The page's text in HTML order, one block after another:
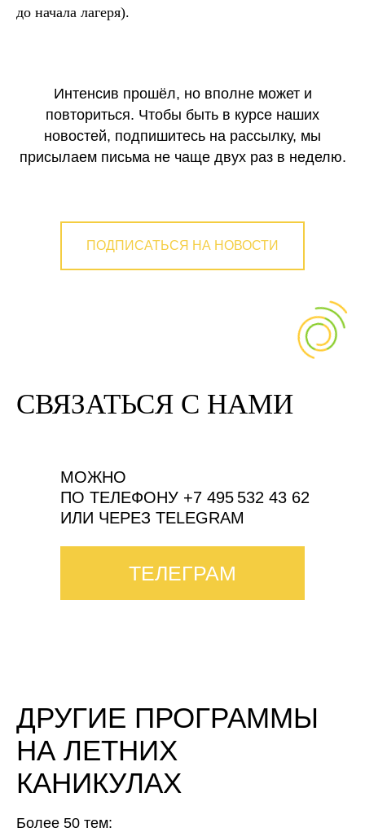
до начала лагеря).
Интенсив прошёл, но вполне может и
повториться. Чтобы быть в курсе наших
новостей, подпишитесь на рассылку, мы
присылаем письма не чаще двух раз в неделю.
ПОДПИСАТЬСЯ НА НОВОСТИ
СВЯЗАТЬСЯ С НАМИ
МОЖНО
ПО ТЕЛЕФОНУ +7 495 532 43 62
ИЛИ ЧЕРЕЗ TELEGRAM
ТЕЛЕГРАМ
ДРУГИЕ ПРОГРАММЫ
НА ЛЕТНИХ
КАНИКУЛАХ
Более 50 тем: